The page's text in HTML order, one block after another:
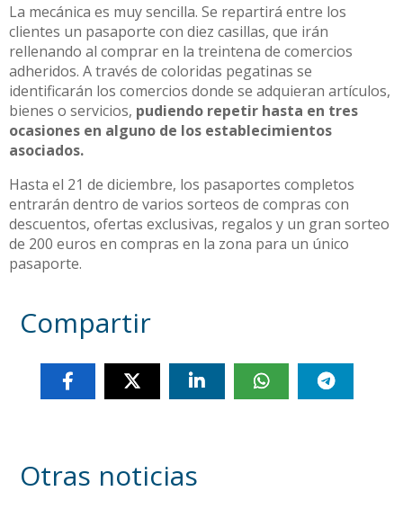
La mecánica es muy sencilla. Se repartirá entre los
clientes un pasaporte con diez casillas, que irán
rellenando al comprar en la treintena de comercios
adheridos. A través de coloridas pegatinas se
identificarán los comercios donde se adquieran artículos,
bienes o servicios, pudiendo repetir hasta en tres
ocasiones en alguno de los establecimientos
asociados.
Hasta el 21 de diciembre, los pasaportes completos
entrarán dentro de varios sorteos de compras con
descuentos, ofertas exclusivas, regalos y un gran sorteo
de 200 euros en compras en la zona para un único
pasaporte.
Compartir
Otras noticias